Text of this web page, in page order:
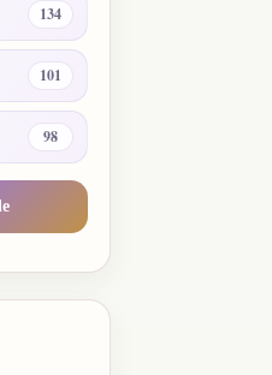
134
101
98